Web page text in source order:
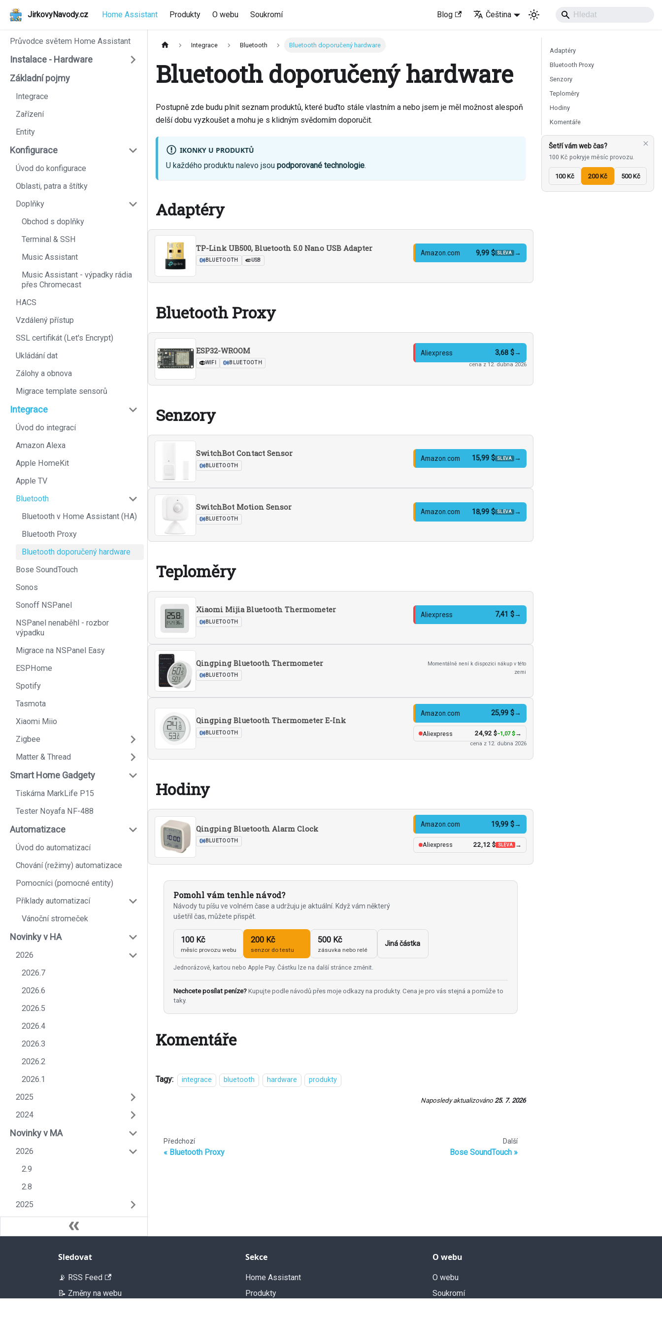
JirkovyNavody.cz Home Assistant Produkty O webu Soukromí Blog Čeština
Průvodce světem Home Assistant
Instalace - Hardware
Základní pojmy
Integrace
Zařízení
Entity
Konfigurace
Úvod do konfigurace
Oblasti, patra a štítky
Doplňky
Obchod s doplňky
Terminal & SSH
Music Assistant
Music Assistant - výpadky rádia
přes Chromecast
HACS
Vzdálený přístup
SSL certifikát (Let's Encrypt)
Ukládání dat
Zálohy a obnova
Migrace template sensorů
Integrace
Úvod do integrací
Amazon Alexa
Apple HomeKit
Apple TV
Bluetooth
Bluetooth v Home Assistant (HA)
Bluetooth Proxy
Bluetooth doporučený hardware
Bose SoundTouch
Sonos
Sonoff NSPanel
NSPanel nenaběhl - rozbor
výpadku
Migrace na NSPanel Easy
ESPHome
Spotify
Tasmota
Xiaomi Miio
Zigbee
Matter & Thread
Smart Home Gadgety
Tiskárna MarkLife P15
Tester Noyafa NF-488
Automatizace
Úvod do automatizací
Chování (režimy) automatizace
Pomocníci (pomocné entity)
Příklady automatizací
Vánoční stromeček
Novinky v HA
2026
2026.7
2026.6
2026.5
2026.4
2026.3
2026.2
2026.1
2025
2024
Novinky v MA
2026
2.9
2.8
2025
Integrace Bluetooth Bluetooth doporučený hardware
Bluetooth doporučený hardware
Postupně zde budu plnit seznam produktů, které buďto stále vlastním a nebo jsem je měl možnost alespoň
delší dobu vyzkoušet a mohu je s klidným svědomím doporučit.
IKONKY U PRODUKTŮ
U každého produktu nalevo jsou podporované technologie.
Adaptéry
TP-Link UB500, Bluetooth 5.0 Nano USB Adapter
BLUETOOTH USB
Amazon.com 9,99 $ SLEVA →
Bluetooth Proxy
ESP32-WROOM
WIFI BLUETOOTH
Aliexpress 3,68 $→
cena z 12. dubna 2026
Senzory
SwitchBot Contact Sensor
BLUETOOTH
Amazon.com 15,99 $ SLEVA →
SwitchBot Motion Sensor
BLUETOOTH
Amazon.com 18,99 $ SLEVA →
Teploměry
Xiaomi Mijia Bluetooth Thermometer
BLUETOOTH
Aliexpress 7,41 $→
Qingping Bluetooth Thermometer
BLUETOOTH
Momentálně není k dispozici nákup v této
zemi
Qingping Bluetooth Thermometer E-Ink
BLUETOOTH
Amazon.com 25,99 $→
Aliexpress 24,92 $−1,07 $→
cena z 12. dubna 2026
Hodiny
Qingping Bluetooth Alarm Clock
BLUETOOTH
Amazon.com 19,99 $→
Aliexpress 22,12 $ SLEVA →
Pomohl vám tenhle návod?
Návody tu píšu ve volném čase a udržuju je aktuální. Když vám některý
ušetřil čas, můžete přispět.
100 Kč
měsíc provozu webu
200 Kč
senzor do testu
500 Kč
zásuvka nebo relé
Jiná částka
Jednorázově, kartou nebo Apple Pay. Částku lze na další stránce změnit.
Nechcete posílat peníze? Kupujte podle návodů přes moje odkazy na produkty. Cena je pro vás stejná a pomůže to
taky.
Komentáře
Tagy: integrace bluetooth hardware produkty
Naposledy aktualizováno 25. 7. 2026
Předchozí
Bluetooth Proxy
Další
Bose SoundTouch
Adaptéry
Bluetooth Proxy
Senzory
Teploměry
Hodiny
Komentáře
Šetří vám web čas?
100 Kč pokryje měsíc provozu.
100 Kč 200 Kč 500 Kč
Sledovat
📡 RSS Feed
📝 Změny na webu
Sekce
Home Assistant
Produkty
O webu
O webu
Soukromí